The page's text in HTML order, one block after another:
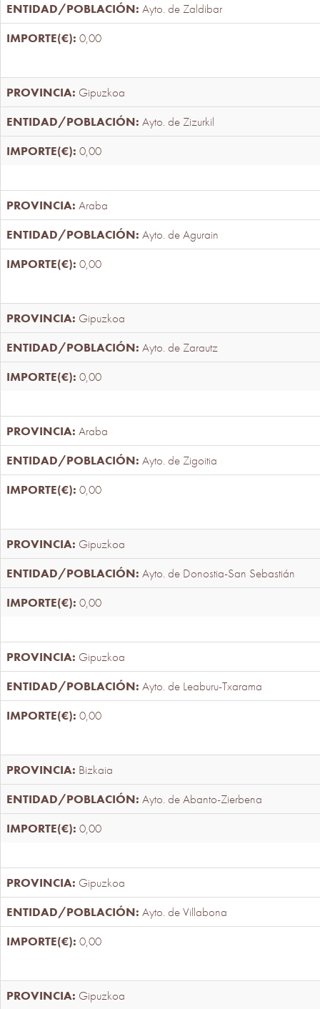
Ayto. de Zaldibar
0,00
Gipuzkoa
Ayto. de Zizurkil
0,00
Araba
Ayto. de Agurain
0,00
Gipuzkoa
Ayto. de Zarautz
0,00
Araba
Ayto. de Zigoitia
0,00
Gipuzkoa
Ayto. de Donostia-San Sebastián
0,00
Gipuzkoa
Ayto. de Leaburu-Txarama
0,00
Bizkaia
Ayto. de Abanto-Zierbena
0,00
Gipuzkoa
Ayto. de Villabona
0,00
Gipuzkoa